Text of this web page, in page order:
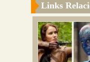
Links